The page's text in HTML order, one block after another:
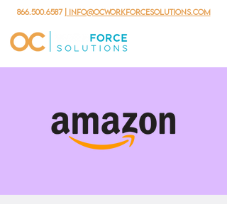
866.500.6587 | info@ocworkforcesolutions.com